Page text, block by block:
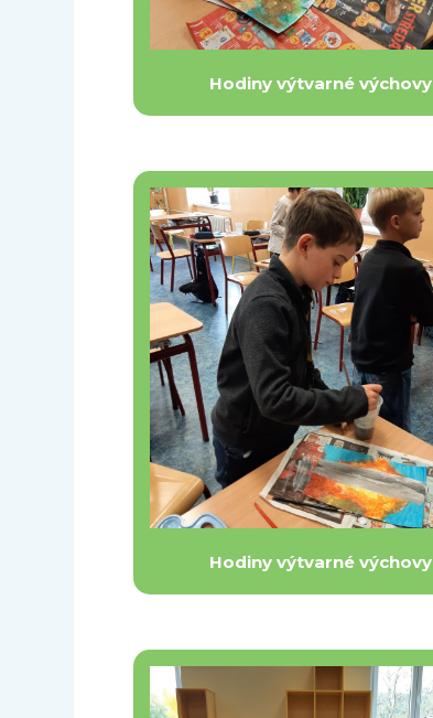
Hodiny výtvarné výchovy
Hodiny výtvarné výchovy